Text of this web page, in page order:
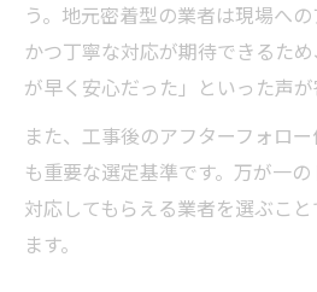
う。地元密着型の業者は現場へ
かつ丁寧な対応が期待できるた
が早く安心だった」といった声が
また、工事後のアフターフォロ
も重要な選定基準です。万が一
対応してもらえる業者を選ぶこ
ます。